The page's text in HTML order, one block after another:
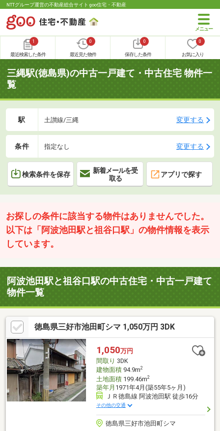
NTTグループ運営の不動産総合サイト goo住宅・不動産
1
最近検索した条件
0
最近見た物件
0
保存した条件
0
お気に入り
三縄駅(徳島県)の中古一戸建て・中古住宅 物件一
覧
駅 土讃線/三縄 変更する
条件 指定なし 変更する
検索条件を保存
新着メールを受
取る
アプリで探す
お探しの条件に該当する物件はありませんでした。
以下は「阿波池田駅と祖谷口駅」の物件情報を表示
しています。
阿波池田駅と祖谷口駅の中古住宅・中古一戸建て
物件一覧
徳島県三好市池田町シマ 1,050万円 3DK
1,050万円
間取り 3DK
建物面積94.9m2
土地面積199.46m2
築年月 1971年4月(築55年5ヶ月)
ＪＲ徳島線 阿波池田駅 徒歩16分
その他の交通
徳島県三好市池田町シマ